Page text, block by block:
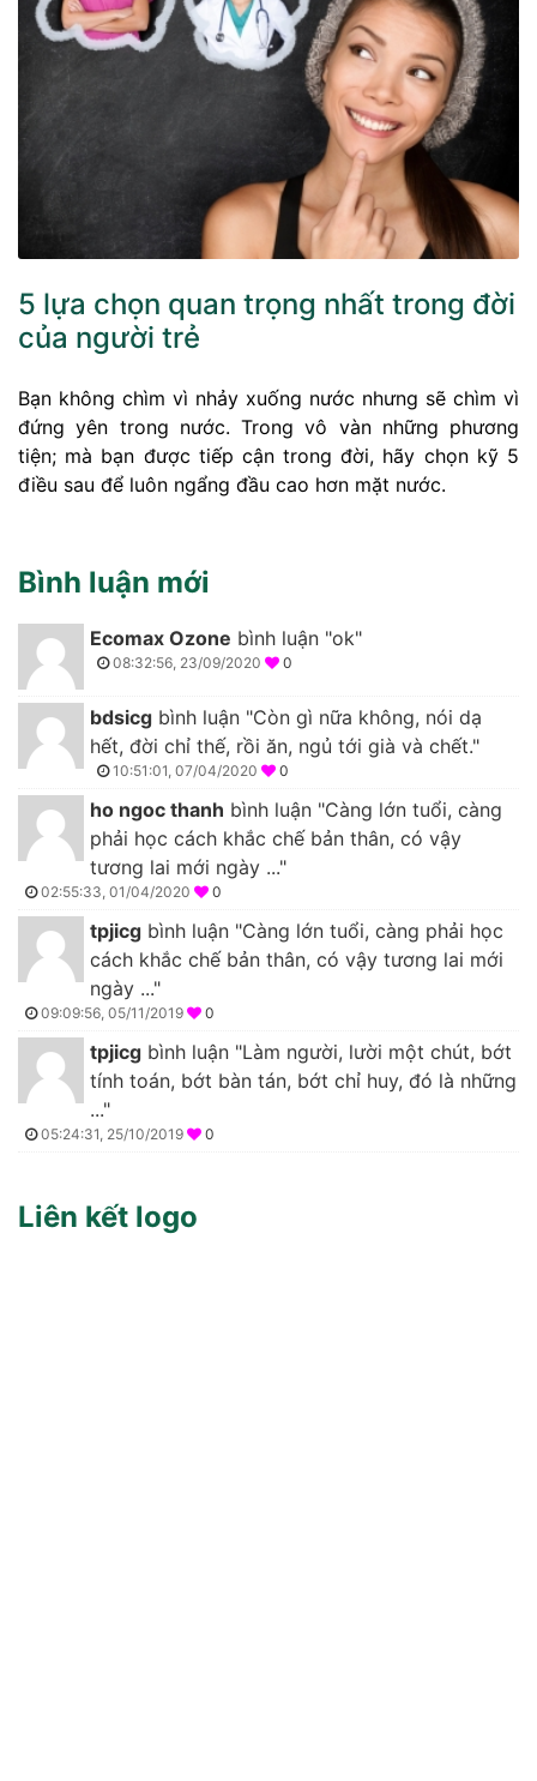
5 lựa chọn quan trọng nhất trong đời
của người trẻ
Bạn không chìm vì nhảy xuống nước nhưng sẽ chìm vì
đứng yên trong nước. Trong vô vàn những phương
tiện; mà bạn được tiếp cận trong đời, hãy chọn kỹ 5
điều sau để luôn ngẩng đầu cao hơn mặt nước.
Bình luận mới
Ecomax Ozone bình luận "ok"
08:32:56, 23/09/2020 0
bdsicg bình luận "Còn gì nữa không, nói dạ
hết, đời chỉ thế, rồi ăn, ngủ tới già và chết."
10:51:01, 07/04/2020 0
ho ngoc thanh bình luận "Càng lớn tuổi, càng
phải học cách khắc chế bản thân, có vậy
tương lai mới ngày ..."
02:55:33, 01/04/2020 0
tpjicg bình luận "Càng lớn tuổi, càng phải học
cách khắc chế bản thân, có vậy tương lai mới
ngày ..."
09:09:56, 05/11/2019 0
tpjicg bình luận "Làm người, lười một chút, bớt
tính toán, bớt bàn tán, bớt chỉ huy, đó là những
..."
05:24:31, 25/10/2019 0
Liên kết logo